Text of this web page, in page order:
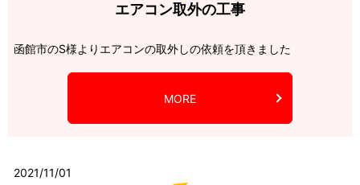
エアコン取外の工事
函館市のS様よりエアコンの取外しの依頼を頂きました
MORE
2021/11/01